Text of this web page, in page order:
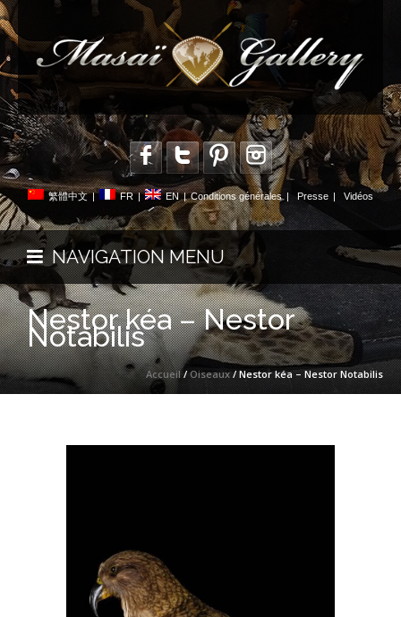
繁體中文 | FR | EN | Conditions générales Presse Vidéos
NAVIGATION MENU
Nestor kéa – Nestor
Notabilis
Accueil/Oiseaux/ Nestor kéa – Nestor Notabilis